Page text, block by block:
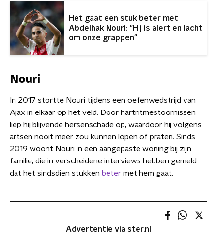
Het gaat een stuk beter met
Abdelhak Nouri: "Hij is alert en lacht
om onze grappen"
Nouri
In 2017 stortte Nouri tijdens een oefenwedstrijd van
Ajax in elkaar op het veld. Door hartritmestoornissen
liep hij blijvende hersenschade op, waardoor hij volgens
artsen nooit meer zou kunnen lopen of praten. Sinds
2019 woont Nouri in een aangepaste woning bij zijn
familie, die in verscheidene interviews hebben gemeld
dat het sindsdien stukken beter met hem gaat.
Advertentie via ster.nl